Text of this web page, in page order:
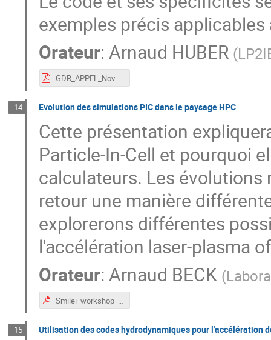
exemples précis
Orateur:Arnaud HUBER (
GDR_APPEL_Nov23_Arnaud_HUBER.pdf
14 Evolution des simulations PIC dans le paysage HPC
Cette présentation
Particle-In-Cell et pourquoi
calculateurs. Les
retour une manière
explorerons différentes
l'accélération laser-plasma
Orateur:Arnaud BECK (
Smilei_workshop_summary.pdf
15 Utilisation des codes hydrodynamiques pour l'accélération